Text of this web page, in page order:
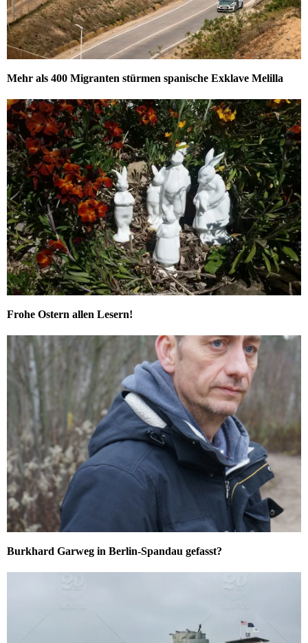
Mehr als 400 Migranten stürmen spanische Exklave Melilla
Frohe Ostern allen Lesern!
Burkhard Garweg in Berlin-Spandau gefasst?